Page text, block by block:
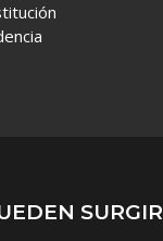
SURGIR